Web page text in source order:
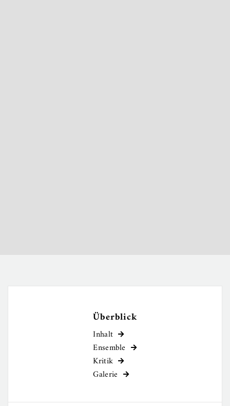
Überblick
Inhalt 
Ensemble 
Kritik 
Galerie 